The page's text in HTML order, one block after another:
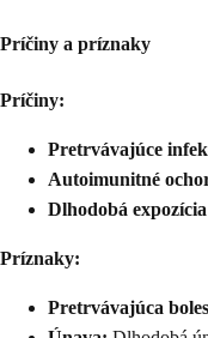
Príčiny a príznaky
Príčiny:
Pretrvávajúce
Autoimunitné
Dlhodobá
Príznaky:
Pretrvávajúca